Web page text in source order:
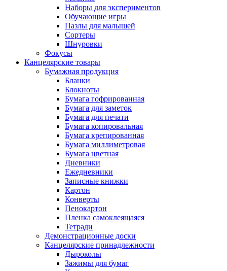
Наборы для экспериментов
Обучающие игры
Пазлы для малышей
Сортеры
Шнуровки
Фокусы
Канцелярские товары
Бумажная продукция
Бланки
Блокноты
Бумага гофрированная
Бумага для заметок
Бумага для печати
Бумага копировальная
Бумага крепированная
Бумага миллиметровая
Бумага цветная
Дневники
Ежедневники
Записные книжки
Картон
Конверты
Пенокартон
Пленка самоклеящаяся
Тетради
Демонстрационные доски
Канцелярские принадлежности
Дыроколы
Зажимы для бумаг